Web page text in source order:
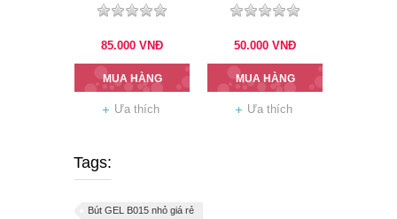
85.000 VNĐ
MUA HÀNG
Ưa thích
50.000 VNĐ
MUA HÀNG
Ưa thích
Tags:
Bút GEL B015 nhỏ giá rẻ